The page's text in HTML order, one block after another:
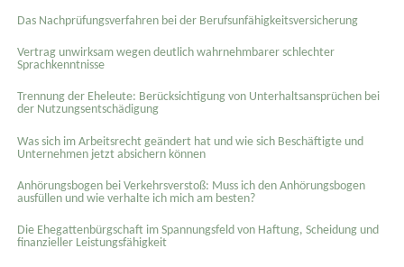
Das Nachprüfungsverfahren bei der Berufsunfähigkeitsversicherung
Vertrag unwirksam wegen deutlich wahrnehmbarer schlechter
Sprachkenntnisse
Trennung der Eheleute: Berücksichtigung von Unterhaltsansprüchen bei
der Nutzungsentschädigung
Was sich im Arbeitsrecht geändert hat und wie sich Beschäftigte und
Unternehmen jetzt absichern können
Anhörungsbogen bei Verkehrsverstoß: Muss ich den Anhörungsbogen
ausfüllen und wie verhalte ich mich am besten?
Die Ehegattenbürgschaft im Spannungsfeld von Haftung, Scheidung und
finanzieller Leistungsfähigkeit